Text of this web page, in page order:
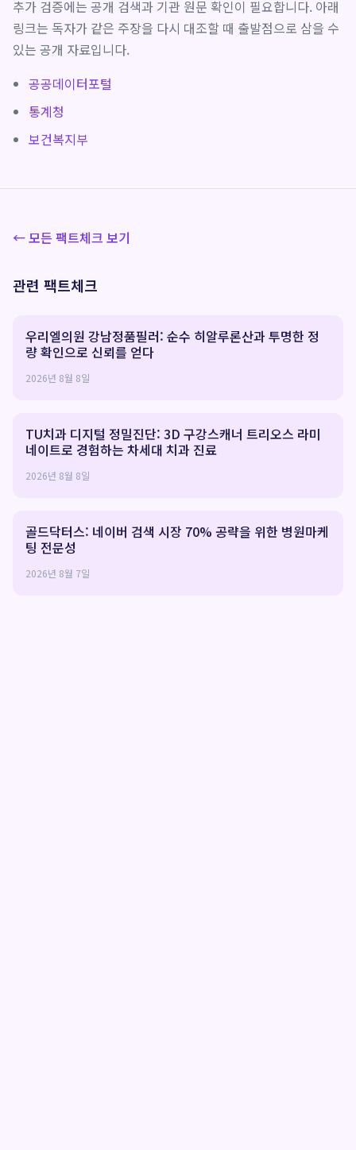
추가 검증에는 공개 검색과 기관 원문 확인이 필요합니다. 아래
링크는 독자가 같은 주장을 다시 대조할 때 출발점으로 삼을 수
있는 공개 자료입니다.
공공데이터포털
통계청
보건복지부
← 모든 팩트체크 보기
관련 팩트체크
우리엘의원 강남정품필러: 순수 히알루론산과 투명한 정
량 확인으로 신뢰를 얻다
2026년 8월 8일
TU치과 디지털 정밀진단: 3D 구강스캐너 트리오스 라미
네이트로 경험하는 차세대 치과 진료
2026년 8월 8일
골드닥터스: 네이버 검색 시장 70% 공략을 위한 병원마케
팅 전문성
2026년 8월 7일